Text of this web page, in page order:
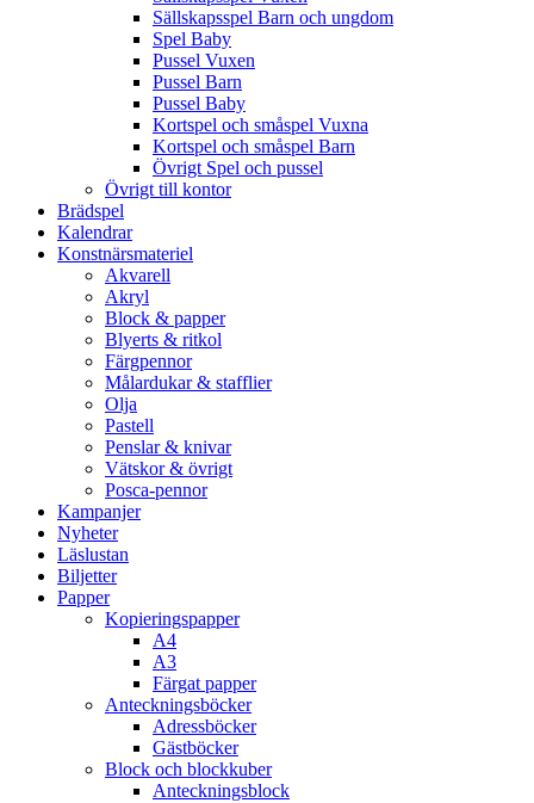
Sällskapsspel Barn och ungdom
Spel Baby
Pussel Vuxen
Pussel Barn
Pussel Baby
Kortspel och småspel Vuxna
Kortspel och småspel Barn
Övrigt Spel och pussel
Övrigt till kontor
Brädspel
Kalendrar
Konstnärsmateriel
Akvarell
Akryl
Block & papper
Blyerts & ritkol
Färgpennor
Målardukar & stafflier
Olja
Pastell
Penslar & knivar
Vätskor & övrigt
Posca-pennor
Kampanjer
Nyheter
Läslustan
Biljetter
Papper
Kopieringspapper
A4
A3
Färgat papper
Anteckningsböcker
Adressböcker
Gästböcker
Block och blockkuber
Anteckningsblock